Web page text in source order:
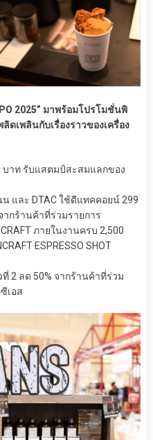
2025” มาพร้อมโปรโมชั่นพิ
ดเพลินกับเรื่องราวของเครื่อง
บาท รับแสตมป์สะสมแลกของ
และ DTAC ใช้ดีแทคคอยน์ 299
กร้านค้าที่ร่วมรายการ
ภายในงานครบ 2,500
ESPRESSO SHOT
2 ลด 50% จากร้านค้าที่ร่วม
เอส